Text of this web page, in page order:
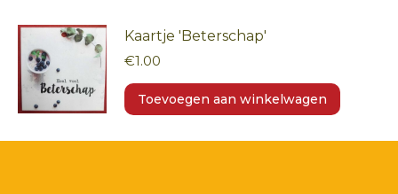
Kaartje 'Beterschap'
€1.00
Toevoegen aan winkelwagen